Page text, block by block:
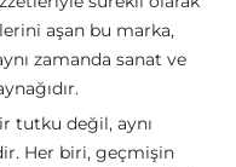
aşan bu marka,
zamanda sanat ve
tutku değil, aynı
Her biri, geçmişin